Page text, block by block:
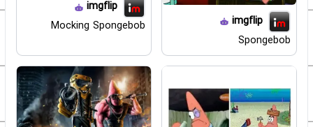
imgflip
Spongebob
imgflip
Mocking Spongebob